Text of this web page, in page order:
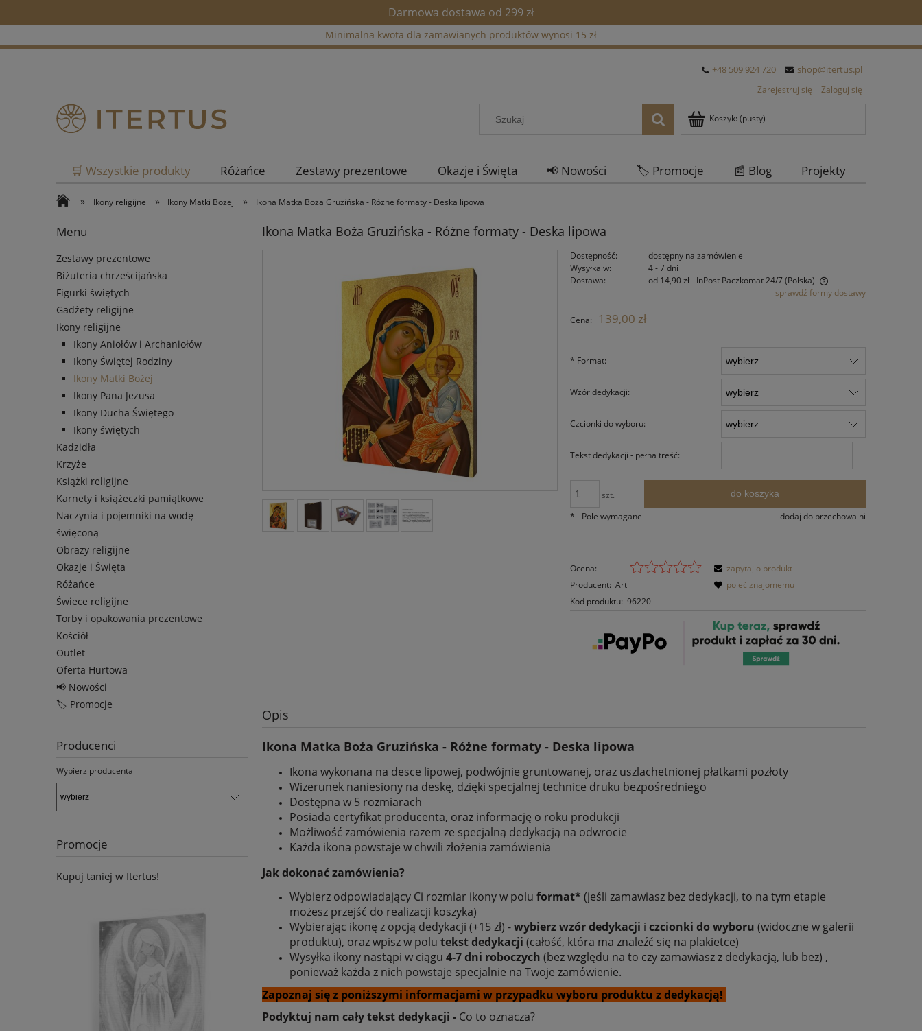
Darmowa dostawa od 299 zł
Minimalna kwota dla zamawianych produktów wynosi 15 zł
+48 509 924 720 shop@itertus.pl
Zarejestruj się Zaloguj się
Koszyk: (pusty)
🛒 Wszystkie produkty Różańce Zestawy prezentowe Okazje i Święta 📢 Nowości 🏷️ Promocje 📰 Blog
Projekty
» Ikony religijne » Ikony Matki Bożej » Ikona Matka Boża Gruzińska - Różne formaty - Deska lipowa
Menu
Zestawy prezentowe
Biżuteria chrześcijańska
Figurki świętych
Gadżety religijne
Ikony religijne
Ikony Aniołów i Archaniołów
Ikony Świętej Rodziny
Ikony Matki Bożej
Ikony Pana Jezusa
Ikony Ducha Świętego
Ikony świętych
Kadzidła
Krzyże
Książki religijne
Karnety i książeczki pamiątkowe
Naczynia i pojemniki na wodę
święconą
Obrazy religijne
Okazje i Święta
Różańce
Świece religijne
Torby i opakowania prezentowe
Kościół
Outlet
Oferta Hurtowa
📢 Nowości
🏷️ Promocje
Producenci
Wybierz producenta
Promocje
Kupuj taniej w Itertus!
Ikona Matka Boża Gruzińska - Różne formaty - Deska lipowa
Dostępność:
dostępny na zamówienie
Wysyłka w:
4 - 7 dni
Dostawa:
od 14,90 zł- InPost Paczkomat 24/7(Polska)
płatności
sprawdź formy dostawy
Cena: 139,00 zł
* Format:
Wzór dedykacji:
Czcionki do wyboru:
Tekst dedykacji - pełna treść:
szt. do koszyka
dodaj do przechowalni
* - Pole wymagane
Ocena:
Producent: Art
Kod produktu: 96220
zapytaj o produkt
poleć znajomemu
Opis
Ikona Matka Boża Gruzińska - Różne formaty - Deska lipowa
Ikona wykonana na desce lipowej, podwójnie gruntowanej, oraz uszlachetnionej płatkami pozłoty
Wizerunek naniesiony na deskę, dzięki specjalnej technice druku bezpośredniego
Dostępna w 5 rozmiarach
Posiada certyfikat producenta, oraz informację o roku produkcji
Możliwość zamówienia razem ze specjalną dedykacją na odwrocie
Każda ikona powstaje w chwili złożenia zamówienia
Jak dokonać zamówienia?
Wybierz odpowiadający Ci rozmiar ikony w polu format* (jeśli zamawiasz bez dedykacji, to na tym etapie
możesz przejść do realizacji koszyka)
Wybierając ikonę z opcją dedykacji (+15 zł) -wybierz wzór dedykacji i czcionki do wyboru (widoczne w galerii
produktu), oraz wpisz w polu tekst dedykacji (całość, która ma znaleźć się na plakietce)
Wysyłka ikony nastąpi w ciągu 4-7 dni roboczych (bez względu na to czy zamawiasz z dedykacją, lub bez) ,
ponieważ każda z nich powstaje specjalnie na Twoje zamówienie.
Zapoznaj się z poniższymi informacjami w przypadku wyboru produktu z dedykacją!
Podyktuj nam cały tekst dedykacji - Co to oznacza?